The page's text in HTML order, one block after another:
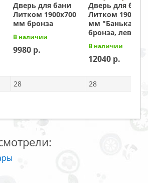
Дверь для бани
Литком 1900х700
мм бронза
В наличии
9980
Дверь для бани
Литком
мм "Банька"
бронза, левая
В наличии
12040
28 28